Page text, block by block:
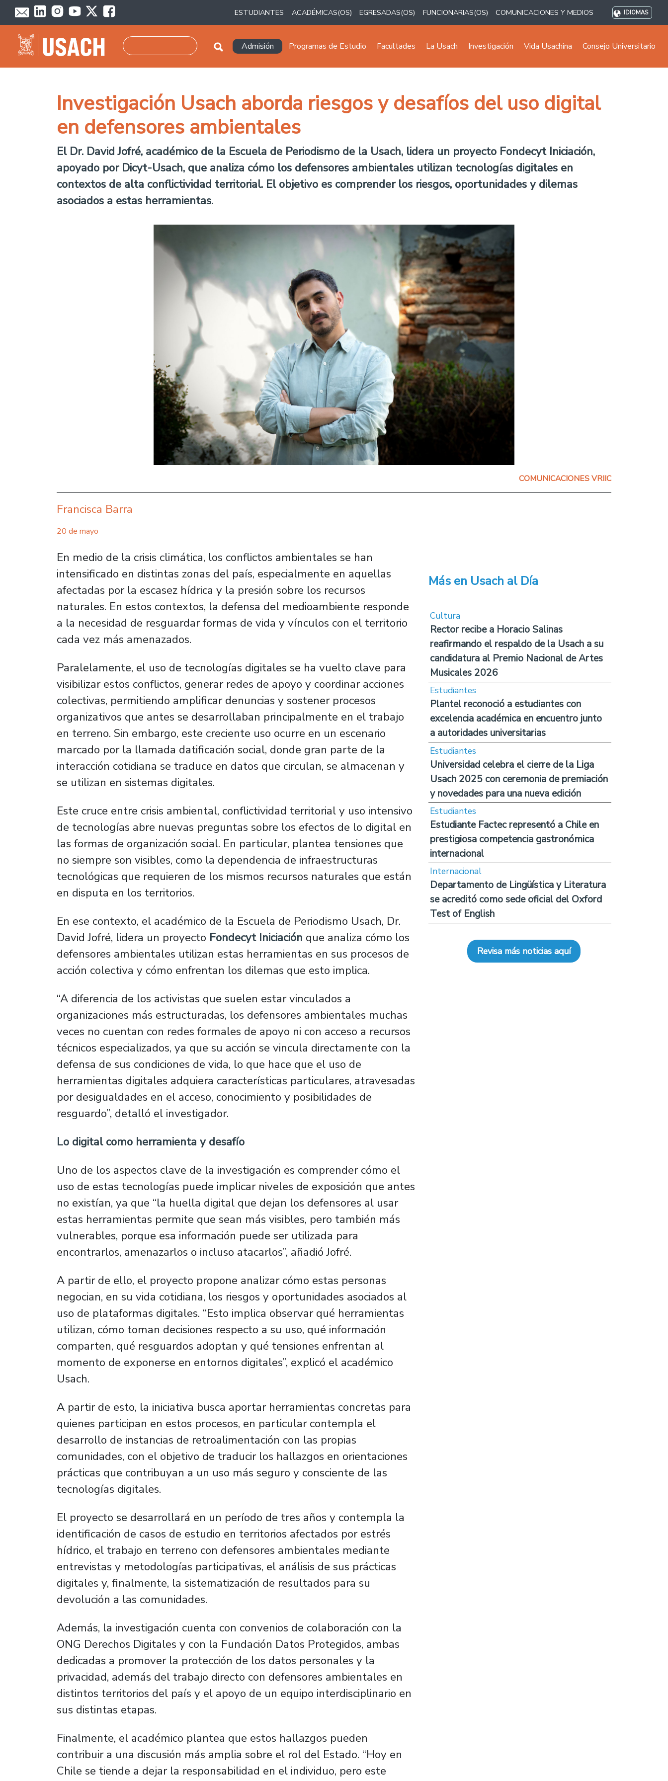
Pasar al contenido principal
ESTUDIANTES ACADÉMICAS(OS) EGRESADAS(OS) FUNCIONARIAS(OS) COMUNICACIONES Y MEDIOS IDIOMAS
Navegación principal
Admisión Programas de Estudio Facultades La Usach Investigación Vida Usachina Consejo Universitario
Investigación Usach aborda riesgos y desafíos del uso digital
en defensores ambientales
El Dr. David Jofré, académico de la Escuela de Periodismo de la Usach, lidera un proyecto Fondecyt Iniciación,
apoyado por Dicyt-Usach, que analiza cómo los defensores ambientales utilizan tecnologías digitales en
contextos de alta conflictividad territorial. El objetivo es comprender los riesgos, oportunidades y dilemas
asociados a estas herramientas.
COMUNICACIONES VRIIC
Francisca Barra
20 de mayo
En medio de la crisis climática, los conflictos ambientales se han
intensificado en distintas zonas del país, especialmente en aquellas
afectadas por la escasez hídrica y la presión sobre los recursos
naturales. En estos contextos, la defensa del medioambiente responde
a la necesidad de resguardar formas de vida y vínculos con el territorio
cada vez más amenazados.
Paralelamente, el uso de tecnologías digitales se ha vuelto clave para
visibilizar estos conflictos, generar redes de apoyo y coordinar acciones
colectivas, permitiendo amplificar denuncias y sostener procesos
organizativos que antes se desarrollaban principalmente en el trabajo
en terreno. Sin embargo, este creciente uso ocurre en un escenario
marcado por la llamada datificación social, donde gran parte de la
interacción cotidiana se traduce en datos que circulan, se almacenan y
se utilizan en sistemas digitales.
Este cruce entre crisis ambiental, conflictividad territorial y uso intensivo
de tecnologías abre nuevas preguntas sobre los efectos de lo digital en
las formas de organización social. En particular, plantea tensiones que
no siempre son visibles, como la dependencia de infraestructuras
tecnológicas que requieren de los mismos recursos naturales que están
en disputa en los territorios.
En ese contexto, el académico de la Escuela de Periodismo Usach, Dr.
David Jofré, lidera un proyecto Fondecyt Iniciación que analiza cómo los
defensores ambientales utilizan estas herramientas en sus procesos de
acción colectiva y cómo enfrentan los dilemas que esto implica.
“A diferencia de los activistas que suelen estar vinculados a
organizaciones más estructuradas, los defensores ambientales muchas
veces no cuentan con redes formales de apoyo ni con acceso a recursos
técnicos especializados, ya que su acción se vincula directamente con la
defensa de sus condiciones de vida, lo que hace que el uso de
herramientas digitales adquiera características particulares, atravesadas
por desigualdades en el acceso, conocimiento y posibilidades de
resguardo”, detalló el investigador.
Lo digital como herramienta y desafío
Uno de los aspectos clave de la investigación es comprender cómo el
uso de estas tecnologías puede implicar niveles de exposición que antes
no existían, ya que “la huella digital que dejan los defensores al usar
estas herramientas permite que sean más visibles, pero también más
vulnerables, porque esa información puede ser utilizada para
encontrarlos, amenazarlos o incluso atacarlos”, añadió Jofré.
A partir de ello, el proyecto propone analizar cómo estas personas
negocian, en su vida cotidiana, los riesgos y oportunidades asociados al
uso de plataformas digitales. “Esto implica observar qué herramientas
utilizan, cómo toman decisiones respecto a su uso, qué información
comparten, qué resguardos adoptan y qué tensiones enfrentan al
momento de exponerse en entornos digitales”, explicó el académico
Usach.
A partir de esto, la iniciativa busca aportar herramientas concretas para
quienes participan en estos procesos, en particular contempla el
desarrollo de instancias de retroalimentación con las propias
comunidades, con el objetivo de traducir los hallazgos en orientaciones
prácticas que contribuyan a un uso más seguro y consciente de las
tecnologías digitales.
El proyecto se desarrollará en un período de tres años y contempla la
identificación de casos de estudio en territorios afectados por estrés
hídrico, el trabajo en terreno con defensores ambientales mediante
entrevistas y metodologías participativas, el análisis de sus prácticas
digitales y, finalmente, la sistematización de resultados para su
devolución a las comunidades.
Además, la investigación cuenta con convenios de colaboración con la
ONG Derechos Digitales y con la Fundación Datos Protegidos, ambas
dedicadas a promover la protección de los datos personales y la
privacidad, además del trabajo directo con defensores ambientales en
distintos territorios del país y el apoyo de un equipo interdisciplinario en
sus distintas etapas.
Finalmente, el académico plantea que estos hallazgos pueden
contribuir a una discusión más amplia sobre el rol del Estado. “Hoy en
Chile se tiende a dejar la responsabilidad en el individuo, pero este
Más en Usach al Día
Cultura
Rector recibe a Horacio Salinas
reafirmando el respaldo de la Usach a su
candidatura al Premio Nacional de Artes
Musicales 2026
Estudiantes
Plantel reconoció a estudiantes con
excelencia académica en encuentro junto
a autoridades universitarias
Estudiantes
Universidad celebra el cierre de la Liga
Usach 2025 con ceremonia de premiación
y novedades para una nueva edición
Estudiantes
Estudiante Factec representó a Chile en
prestigiosa competencia gastronómica
internacional
Internacional
Departamento de Lingüística y Literatura
se acreditó como sede oficial del Oxford
Test of English
Revisa más noticias aquí